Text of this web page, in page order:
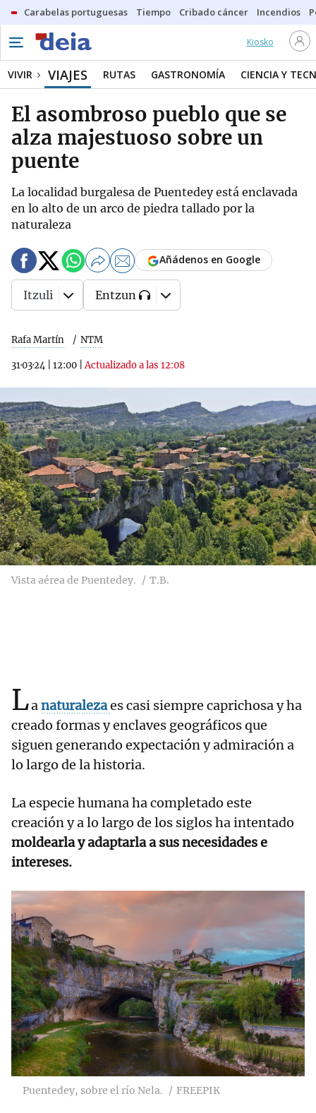
Carabelas portuguesas Tiempo Cribado cáncer Incendios
Kiosko
VIVIR VIAJES RUTAS GASTRONOMÍA CIENCIA Y
El asombroso pueblo que se
alza majestuoso sobre un
puente
La localidad burgalesa de Puentedey está enclavada
en lo alto de un arco de piedra tallado por la
naturaleza
Rafa Martín NTM
31·03·24 12:00 |Actualizado a las 12:08
Añádenos en Google
Itzuli Entzun
Vista aérea de Puentedey. T.B.
Lanaturalezaes casi siempre caprichosa y ha
creado formas y enclaves geográficos que
siguen generando expectación y admiración a
lo largo de la historia.
La especie humana ha completado este
creación y a lo largo de los siglos ha intentado
moldearla y adaptarla a sus necesidades e
intereses.
Puentedey, sobre el río Nela. FREEPIK